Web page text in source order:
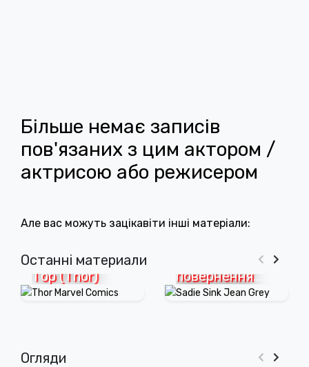
Більше немає записів
пов'язаних з цим актором /
актрисою або режисером
Але вас можуть зацікавіти інші матеріали:
Останні материали
Тор (Thor)
повернення
Джин Ґрей у
Огляди